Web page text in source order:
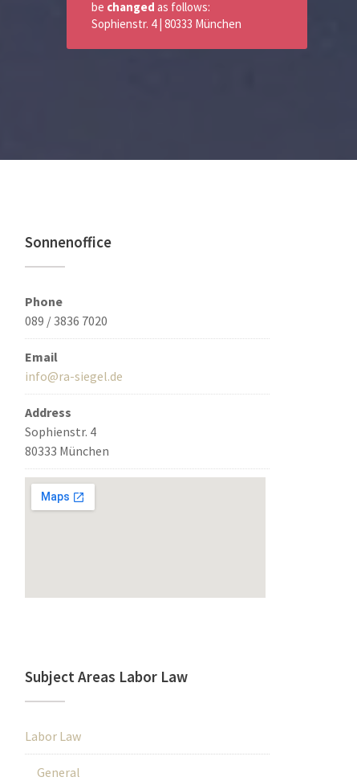
Sonnenoffice
Phone
089 / 3836 7020
Email
info@ra-siegel.de
Address
Sophienstr. 4
80333 München
Subject Areas Labor Law
Labor Law
General
be changed as follows:
Sophienstr. 4 | 80333 München